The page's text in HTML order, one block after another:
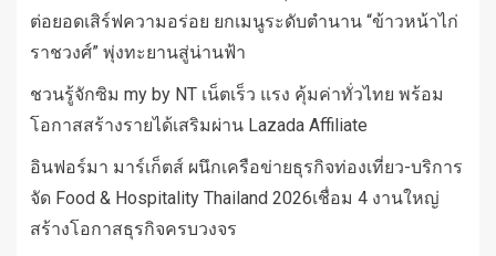
ต่อยอดเสิร์ฟความอร่อย ยกเมนูระดับตำนาน “ข้าวหน้าไก่
ราชวงศ์” พุ่งทะยานสู่น่านฟ้า
ชวนรู้จักซิม my by NT เน็ตเร็ว แรง คุ้มค่าทั่วไทย พร้อม
โอกาสสร้างรายได้เสริมผ่าน Lazada Affiliate
อินฟอร์มา มาร์เก็ตส์ ผนึกเครือข่ายธุรกิจท่องเที่ยว-บริการ
จัด Food & Hospitality Thailand 2026เชื่อม 4 งานใหญ่
สร้างโอกาสธุรกิจครบวงจร